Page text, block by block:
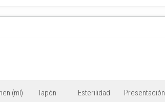
(ml) Tapón Esterilidad Presentación